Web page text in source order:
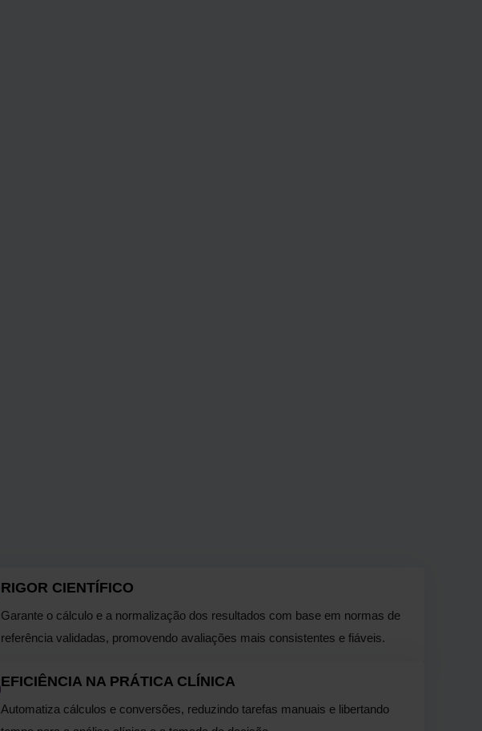
RIGOR CIENTÍFICO
Garante o cálculo e a normalização dos resultados com base em normas de
referência validadas, promovendo avaliações mais consistentes e fiáveis.
EFICIÊNCIA NA PRÁTICA CLÍNICA
Automatiza cálculos e conversões, reduzindo tarefas manuais e libertando